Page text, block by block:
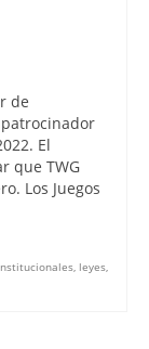
de
El
que TWG
Los Juegos
, leyes,